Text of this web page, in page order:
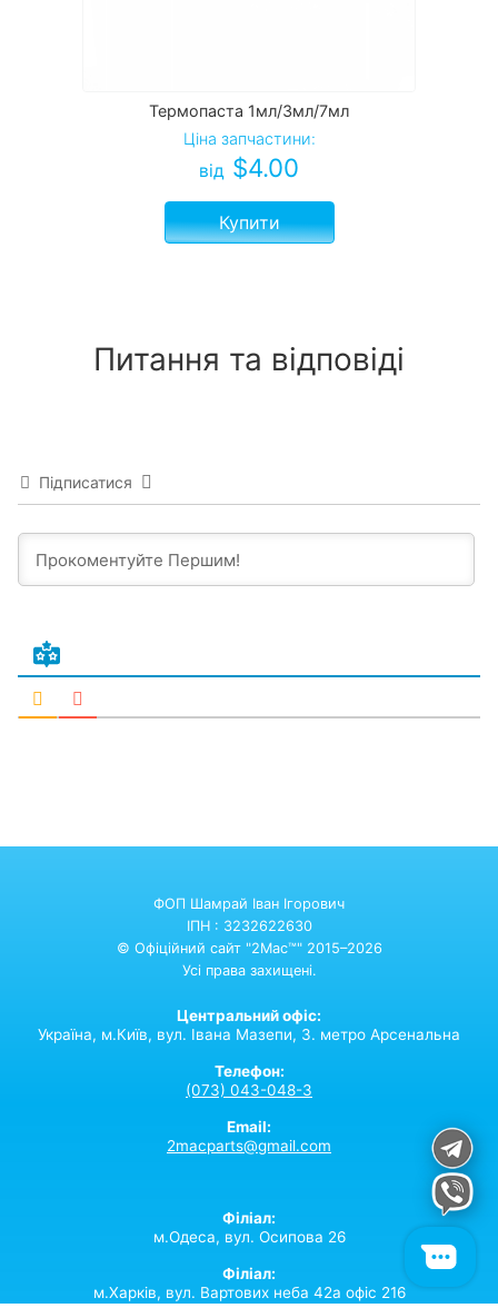
Термопаста 1мл/3мл/7мл
Ціна запчастини:
від $4.00
Купити
Питання та відповіді
Підписатися
ФОП Шамрай Іван Ігорович
ІПН : 3232622630
© Офіційний сайт "2Mac™" 2015–2026
Усі права захищені.
Центральний офіс:
Україна, м.Київ, вул. Івана Мазепи, 3. метро Арсенальна
Телефон:
(073) 043-048-3
Email:
2macparts@gmail.com
Філіал:
м.Одеса, вул. Осипова 26
Філіал:
м.Харків, вул. Вартових неба 42а офіс 216